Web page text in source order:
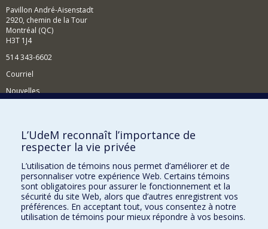
Pavillon André-Aisenstadt
2920, chemin de la Tour
Montréal (QC)
H3T 1J4
514 343-6602
Courriel
Nouvelles
Comment soutenir le Département?
BESOIN D'AIDE?
Plan du site
Signaler une erreur
Accessibilité
FACULTÉ DES ARTS ET DES SCIENCES
L’UdeM reconnaît l’importance de
respecter la vie privée
L’utilisation de témoins nous permet d’améliorer et de
personnaliser votre expérience Web. Certains témoins
sont obligatoires pour assurer le fonctionnement et la
sécurité du site Web, alors que d’autres enregistrent vos
préférences. En acceptant tout, vous consentez à notre
utilisation de témoins pour mieux répondre à vos besoins.